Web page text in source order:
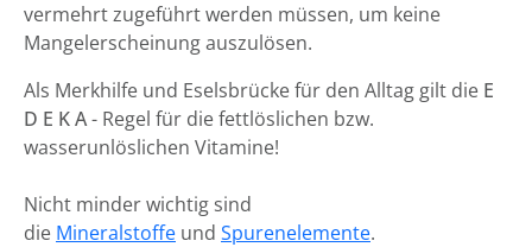
vermehrt zugeführt werden müssen, um keine
Mangelerscheinung auszulösen.
Als Merkhilfe und Eselsbrücke für den Alltag gilt die E
D E K A- Regel für die fettlöslichen bzw.
wasserunlöslichen Vitamine!
Nicht minder wichtig sind
die Mineralstoffe und Spurenelemente.